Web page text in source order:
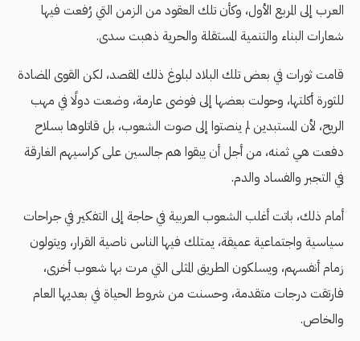
العرب إلى المربع الأول، وكأن تلك العقود من الزمن التي رُفعت فيها
شعارات البناء والتنمية المستقلة والحرية ذهبت سدى.
قامت ثورات في بعض تلك البلاد لبلوغ ذلك المقصد، لكن القوى المضادة
للثورة أكلتها، وحولت بعضها إلى فوضى عارمة، وضعت دولًا في مهب
الريح، لأن المستبدين لم ينصتوا إلى صوت الشعوب، بل قاتلوها بسلاح
دفعت هي ثمنه، من أجل أن يبقوا هم جالسين على كراسيهم الغارقة
في التجبر والفساد والدم.
أمام ذلك، باتت أغلب الشعوب العربية في حاجة إلى التفكير في جراحات
سياسية واجتماعية عميقة، يمتلك فيها الناس ناصية القرار، ويتولون
زمام أنفسهم، ويسلكون الطريق المثلى التي مرت بها شعوب أخرى،
فارتقت درجات متقدمة، وحسنت من شروط الحياة في بعديها العام
والخاص.